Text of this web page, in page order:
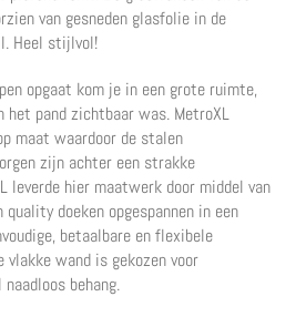
van gesneden glasfolie in de
Heel stijlvol!
opgaat kom je in een grote ruimte,
pand zichtbaar was. MetroXL
maat waardoor de stalen
zijn achter een strakke
leverde hier maatwerk door middel van
doeken opgespannen in een
betaalbare en flexibele
wand is gekozen voor
behang.